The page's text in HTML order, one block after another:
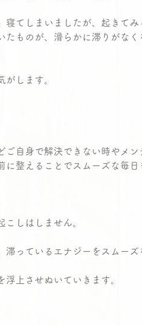
寝てしまいましたが、起きてみ
たものが、滑らかに滞りがなく
がします。
ご自身で解決できない時やメ
に整えることでスムーズな毎
こしはしません。
っているエナジーをスムーズ
上させぬいていきます。